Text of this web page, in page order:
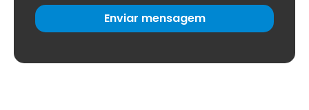
Enviar mensagem